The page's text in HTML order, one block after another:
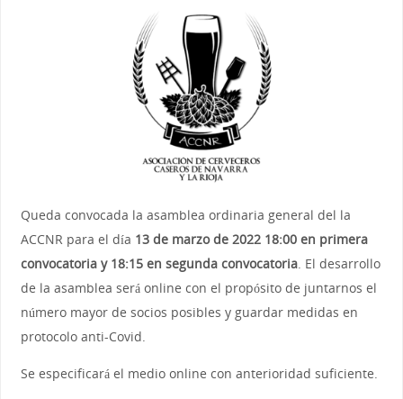
Queda convocada la asamblea ordinaria general del la
ACCNR para el día 13 de marzo de 2022 18:00 en primera
convocatoria y 18:15 en segunda convocatoria. El desarrollo
de la asamblea será online con el propósito de juntarnos el
número mayor de socios posibles y guardar medidas en
protocolo anti-Covid.
Se especificará el medio online con anterioridad suficiente.